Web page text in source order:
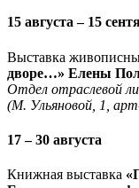
15 августа – 15
Выставка
дворе…» Елены
Отдел отраслевой
(М. Ульяновой, 1,
17 – 30 августа
Книжная выставка